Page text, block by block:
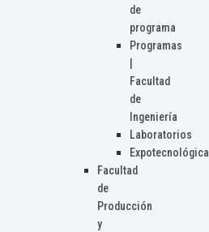
de
programa
Programas
Facultad
de
Ingeniería
Laboratorios
Expotecnológica
Facultad
de
Producción
y